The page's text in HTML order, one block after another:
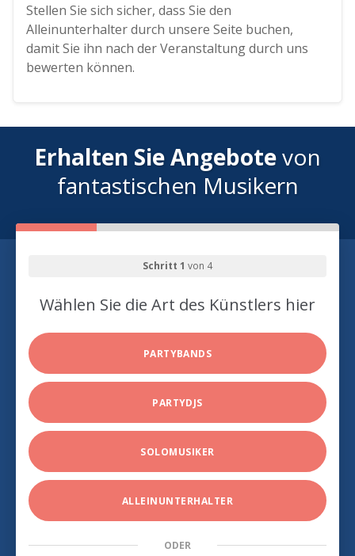
Stellen Sie sich sicher, dass Sie den
Alleinunterhalter durch unsere Seite buchen,
damit Sie ihn nach der Veranstaltung durch uns
bewerten können.
Erhalten Sie Angebotevon
fantastischen Musikern
Schritt 1 von 4
Wählen Sie die Art des Künstlers hier
PARTYBANDS
PARTYDJS
SOLOMUSIKER
ALLEINUNTERHALTER
ODER